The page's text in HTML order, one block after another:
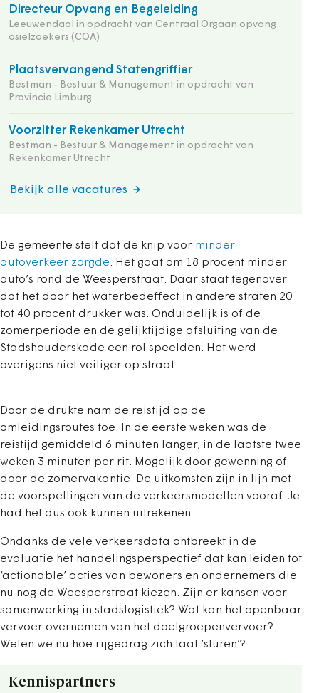
Directeur Opvang en Begeleiding
Leeuwendaal in opdracht van Centraal Orgaan opvang
asielzoekers (COA)
Plaatsvervangend Statengriffier
Bestman - Bestuur & Management in opdracht van
Provincie Limburg
Voorzitter Rekenkamer Utrecht
Bestman - Bestuur & Management in opdracht van
Rekenkamer Utrecht
Bekijk alle vacatures
De gemeente stelt dat de knip voor minder
autoverkeer zorgde. Het gaat om 18 procent minder
auto’s rond de Weesperstraat. Daar staat tegenover
dat het door het waterbedeffect in andere straten 20
tot 40 procent drukker was. Onduidelijk is of de
zomerperiode en de gelijktijdige afsluiting van de
Stadshouderskade een rol speelden. Het werd
overigens niet veiliger op straat.
Door de drukte nam de reistijd op de
omleidingsroutes toe. In de eerste weken was de
reistijd gemiddeld 6 minuten langer, in de laatste twee
weken 3 minuten per rit. Mogelijk door gewenning of
door de zomervakantie. De uitkomsten zijn in lijn met
de voorspellingen van de verkeersmodellen vooraf. Je
had het dus ook kunnen uitrekenen.
Ondanks de vele verkeersdata ontbreekt in de
evaluatie het handelingsperspectief dat kan leiden tot
‘actionable’ acties van bewoners en ondernemers die
nu nog de Weesperstraat kiezen. Zijn er kansen voor
samenwerking in stadslogistiek? Wat kan het openbaar
vervoer overnemen van het doelgroepenvervoer?
Weten we nu hoe rijgedrag zich laat ‘sturen’?
Kennispartners